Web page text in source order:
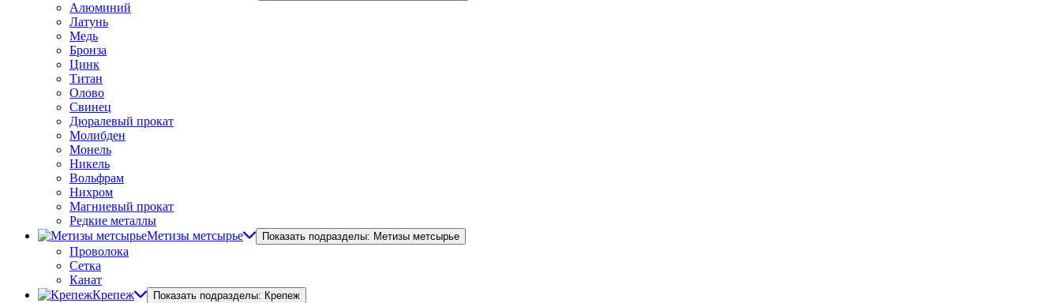
Алюминий
Латунь
Медь
Бронза
Цинк
Титан
Олово
Свинец
Дюралевый прокат
Молибден
Монель
Никель
Вольфрам
Нихром
Магниевый прокат
Редкие металлы
Метизы метсырье
Показать подразделы: Метизы метсырье
Проволока
Сетка
Канат
Крепеж
Показать подразделы: Крепеж